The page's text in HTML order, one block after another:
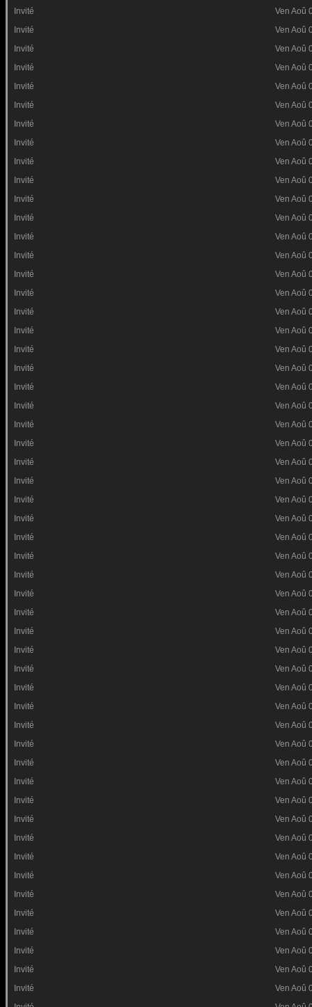
Invité
Ven Aoû
Invité
Ven Aoû
Invité
Ven Aoû
Invité
Ven Aoû
Invité
Ven Aoû
Invité
Ven Aoû
Invité
Ven Aoû
Invité
Ven Aoû
Invité
Ven Aoû
Invité
Ven Aoû
Invité
Ven Aoû
Invité
Ven Aoû
Invité
Ven Aoû
Invité
Ven Aoû
Invité
Ven Aoû
Invité
Ven Aoû
Invité
Ven Aoû
Invité
Ven Aoû
Invité
Ven Aoû
Invité
Ven Aoû
Invité
Ven Aoû
Invité
Ven Aoû
Invité
Ven Aoû
Invité
Ven Aoû
Invité
Ven Aoû
Invité
Ven Aoû
Invité
Ven Aoû
Invité
Ven Aoû
Invité
Ven Aoû
Invité
Ven Aoû
Invité
Ven Aoû
Invité
Ven Aoû
Invité
Ven Aoû
Invité
Ven Aoû
Invité
Ven Aoû
Invité
Ven Aoû
Invité
Ven Aoû
Invité
Ven Aoû
Invité
Ven Aoû
Invité
Ven Aoû
Invité
Ven Aoû
Invité
Ven Aoû
Invité
Ven Aoû
Invité
Ven Aoû
Invité
Ven Aoû
Invité
Ven Aoû
Invité
Ven Aoû
Invité
Ven Aoû
Invité
Ven Aoû
Invité
Ven Aoû
Invité
Ven Aoû
Invité
Ven Aoû
Invité
Ven Aoû